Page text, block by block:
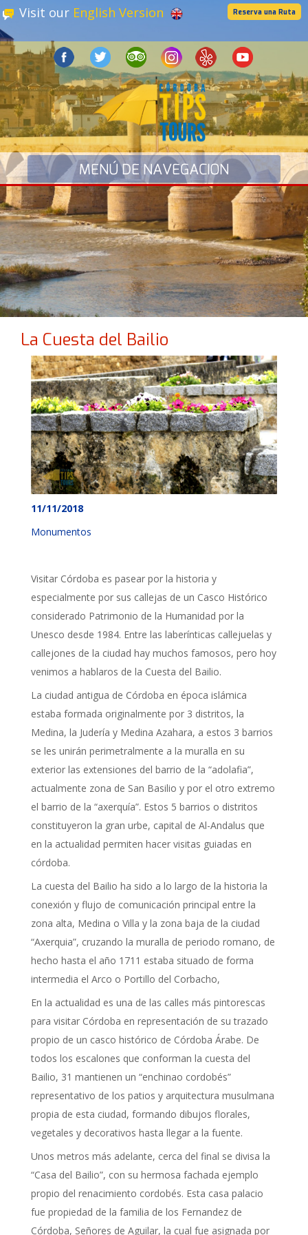
Visit our English Version Reserva una Ruta
La Cuesta del Bailio
11/11/2018
Monumentos
Visitar Córdoba es pasear por la historia y
especialmente por sus callejas de un Casco Histórico
considerado Patrimonio de la Humanidad por la
Unesco desde 1984. Entre las laberínticas callejuelas y
callejones de la ciudad hay muchos famosos, pero hoy
venimos a hablaros de la Cuesta del Bailio.
La ciudad antigua de Córdoba en época islámica
estaba formada originalmente por 3 distritos, la
Medina, la Judería y Medina Azahara, a estos 3 barrios
se les unirán perimetralmente a la muralla en su
exterior las extensiones del barrio de la “adolafia”,
actualmente zona de San Basilio y por el otro extremo
el barrio de la “axerquía”. Estos 5 barrios o distritos
constituyeron la gran urbe, capital de Al-Andalus que
en la actualidad permiten hacer visitas guiadas en
córdoba.
La cuesta del Bailio ha sido a lo largo de la historia la
conexión y flujo de comunicación principal entre la
zona alta, Medina o Villa y la zona baja de la ciudad
“Axerquia”, cruzando la muralla de periodo romano, de
hecho hasta el año 1711 estaba situado de forma
intermedia el Arco o Portillo del Corbacho,
En la actualidad es una de las calles más pintorescas
para visitar Córdoba en representación de su trazado
propio de un casco histórico de Córdoba Árabe. De
todos los escalones que conforman la cuesta del
Bailio, 31 mantienen un “enchinao cordobés”
representativo de los patios y arquitectura musulmana
propia de esta ciudad, formando dibujos florales,
vegetales y decorativos hasta llegar a la fuente.
Unos metros más adelante, cerca del final se divisa la
“Casa del Bailio”, con su hermosa fachada ejemplo
propio del renacimiento cordobés. Esta casa palacio
fue propiedad de la familia de los Fernandez de
Córdoba, Señores de Aguilar, la cual fue asignada por